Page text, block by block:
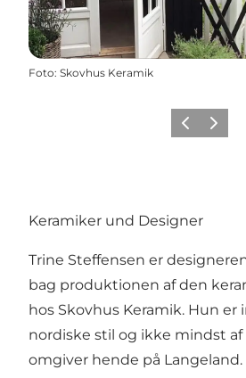
Foto: Skovhus Keramik
ZurückWeiter
Keramiker und Designer
Trine Steffensen er
bag produktionen af den
hos Skovhus Keramik. Hun er
nordiske stil og ikke mindst
omgiver hende på Langeland.